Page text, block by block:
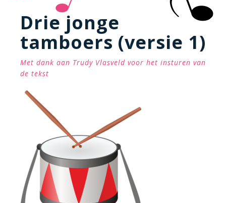
Drie jonge
tamboers (versie 1)
Met dank aan Trudy Vlasveld voor het insturen van
de tekst